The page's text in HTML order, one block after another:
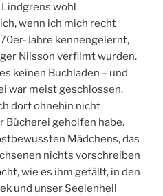
wohl
wenn ich mich recht
Jahre kennengelernt,
Nilsson verfilmt wurden.
keinen Buchladen – und
war meist geschlossen.
dort ohnehin nicht
Bücherei geholfen habe.
Mädchens, das
nichts vorschreiben
wie es ihm gefällt, in den
und unser Seelenheil